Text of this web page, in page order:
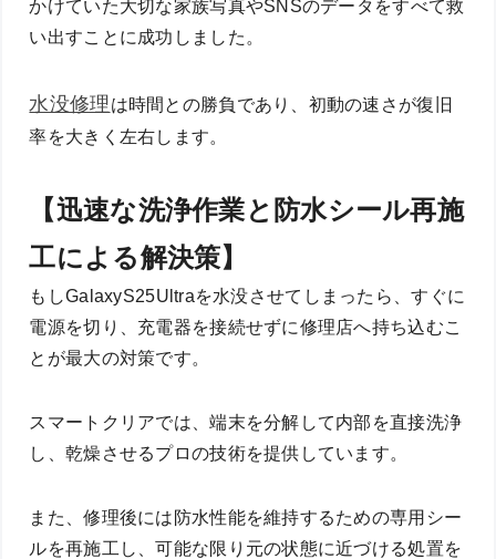
かけていた大切な家族写真やSNSのデータをすべて救
い出すことに成功しました。
水没修理は時間との勝負であり、初動の速さが復旧
率を大きく左右します。
【迅速な洗浄作業と防水シール再施
工による解決策】
もしGalaxyS25Ultraを水没させてしまったら、すぐに
電源を切り、充電器を接続せずに修理店へ持ち込むこ
とが最大の対策です。
スマートクリアでは、端末を分解して内部を直接洗浄
し、乾燥させるプロの技術を提供しています。
また、修理後には防水性能を維持するための専用シー
ルを再施工し、可能な限り元の状態に近づける処置を